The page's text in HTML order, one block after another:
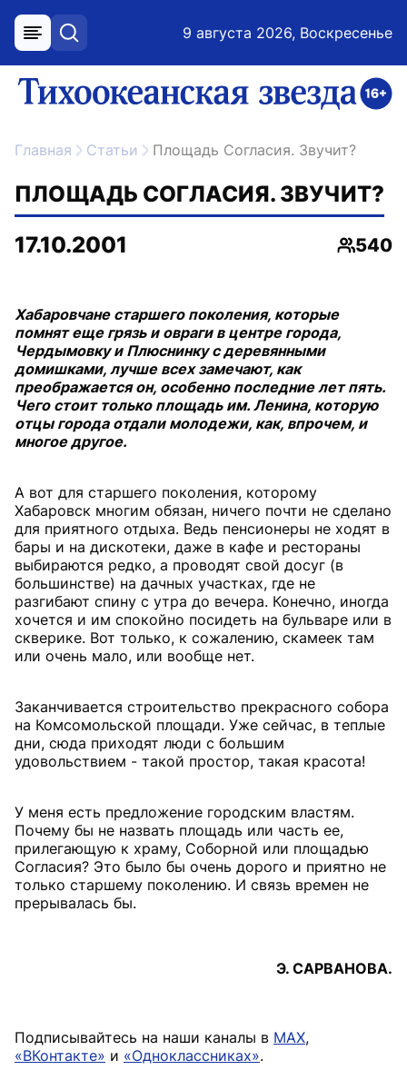
меню поиск 9 августа 2026, Воскресенье
ссылка на главную
Главная Статьи Площадь Согласия. Звучит?
ПЛОЩАДЬ СОГЛАСИЯ. ЗВУЧИТ?
17.10.2001
540
Хабаровчане старшего поколения, которые
помнят еще грязь и овраги в центре города,
Чердымовку и Плюснинку с деревянными
домишками, лучше всех замечают, как
преображается он, особенно последние лет пять.
Чего стоит только площадь им. Ленина, которую
отцы города отдали молодежи, как, впрочем, и
многое другое.
А вот для старшего поколения, которому
Хабаровск многим обязан, ничего почти не сделано
для приятного отдыха. Ведь пенсионеры не ходят в
бары и на дискотеки, даже в кафе и рестораны
выбираются редко, а проводят свой досуг (в
большинстве) на дачных участках, где не
разгибают спину с утра до вечера. Конечно, иногда
хочется и им спокойно посидеть на бульваре или в
скверике. Вот только, к сожалению, скамеек там
или очень мало, или вообще нет.
Заканчивается строительство прекрасного собора
на Комсомольской площади. Уже сейчас, в теплые
дни, сюда приходят люди с большим
удовольствием - такой простор, такая красота!
У меня есть предложение городским властям.
Почему бы не назвать площадь или часть ее,
прилегающую к храму, Соборной или площадью
Согласия? Это было бы очень дорого и приятно не
только старшему поколению. И связь времен не
прерывалась бы.
Э. САРВАНОВА.
Подписывайтесь на наши каналы в MAX,
«ВКонтакте» и «Одноклассниках».